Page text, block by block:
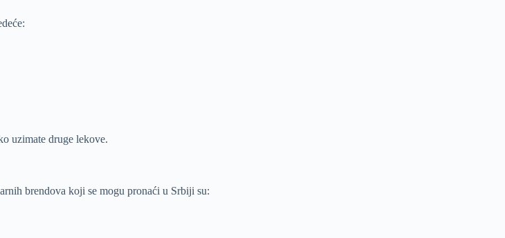
uzimate druge lekove.
brendova koji se mogu pronaći u Srbiji su: